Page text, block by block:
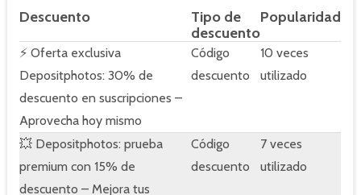
Descuento
Tipo de
descuento
Popularidad
⚡ Oferta exclusiva
Depositphotos: 30% de
descuento en suscripciones –
Aprovecha hoy mismo
Código
descuento
10 veces
utilizado
💥 Depositphotos: prueba
premium con 15% de
descuento – Mejora tus
Código
descuento
7 veces
utilizado